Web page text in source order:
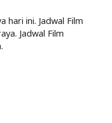
hari ini. Jadwal Film
Jadwal Film